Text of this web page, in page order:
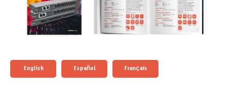
English Español Français